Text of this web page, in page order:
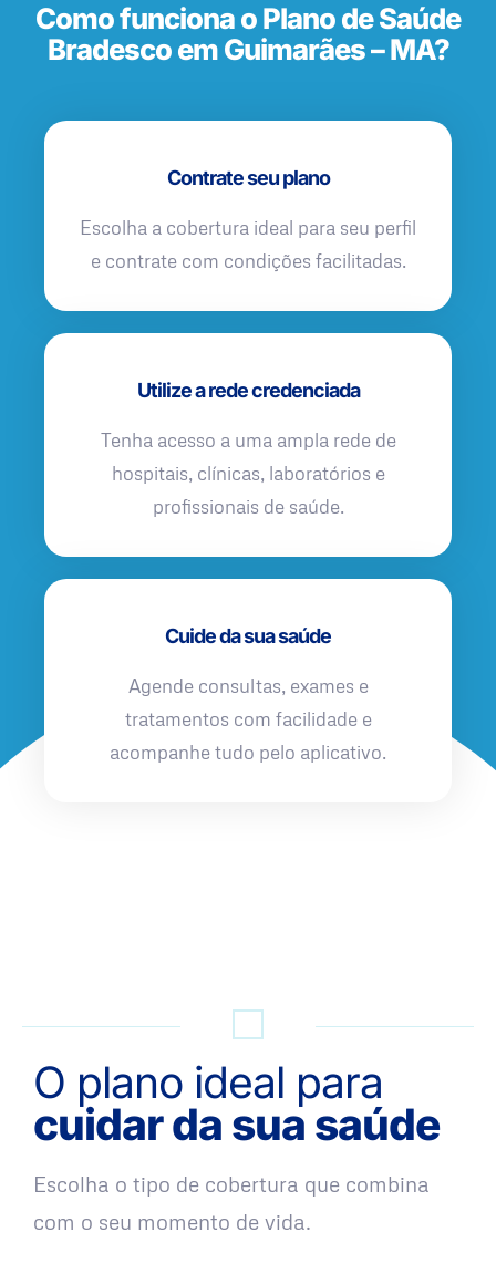
Como funciona o Plano de Saúde
Bradesco em Guimarães – MA?
Contrate seu plano
Escolha a cobertura ideal para seu perfil
e contrate com condições facilitadas.
Utilize a rede credenciada
Tenha acesso a uma ampla rede de
hospitais, clínicas, laboratórios e
profissionais de saúde.
Cuide da sua saúde
Agende consultas, exames e
tratamentos com facilidade e
acompanhe tudo pelo aplicativo.
O plano ideal para
cuidar da sua saúde
Escolha o tipo de cobertura que combina
com o seu momento de vida.